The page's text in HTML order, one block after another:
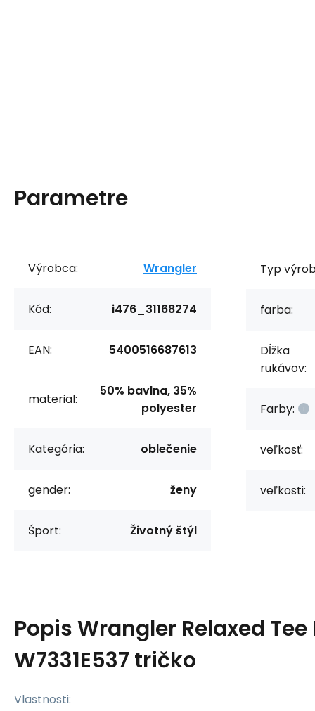
Parametre
Výrobca: Wrangler
Kód: i476_31168274
EAN: 5400516687613
material:
50% bavlna, 35%
polyester
Kategória: oblečenie
gender: ženy
Šport: Životný štýl
Typ
farba:
Dĺžka
rukávov:
Farby:
veľkosť:
veľkosti:
PopisWrangler Relaxed Tee
W7331E537 tričko
Vlastnosti: